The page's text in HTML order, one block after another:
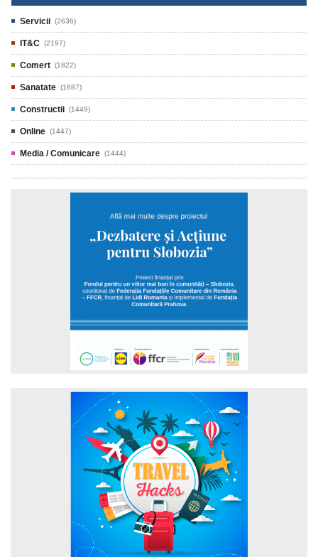
Servicii (2636)
IT&C (2197)
Comert (1822)
Sanatate (1687)
Constructii (1449)
Online (1447)
Media / Comunicare (1444)